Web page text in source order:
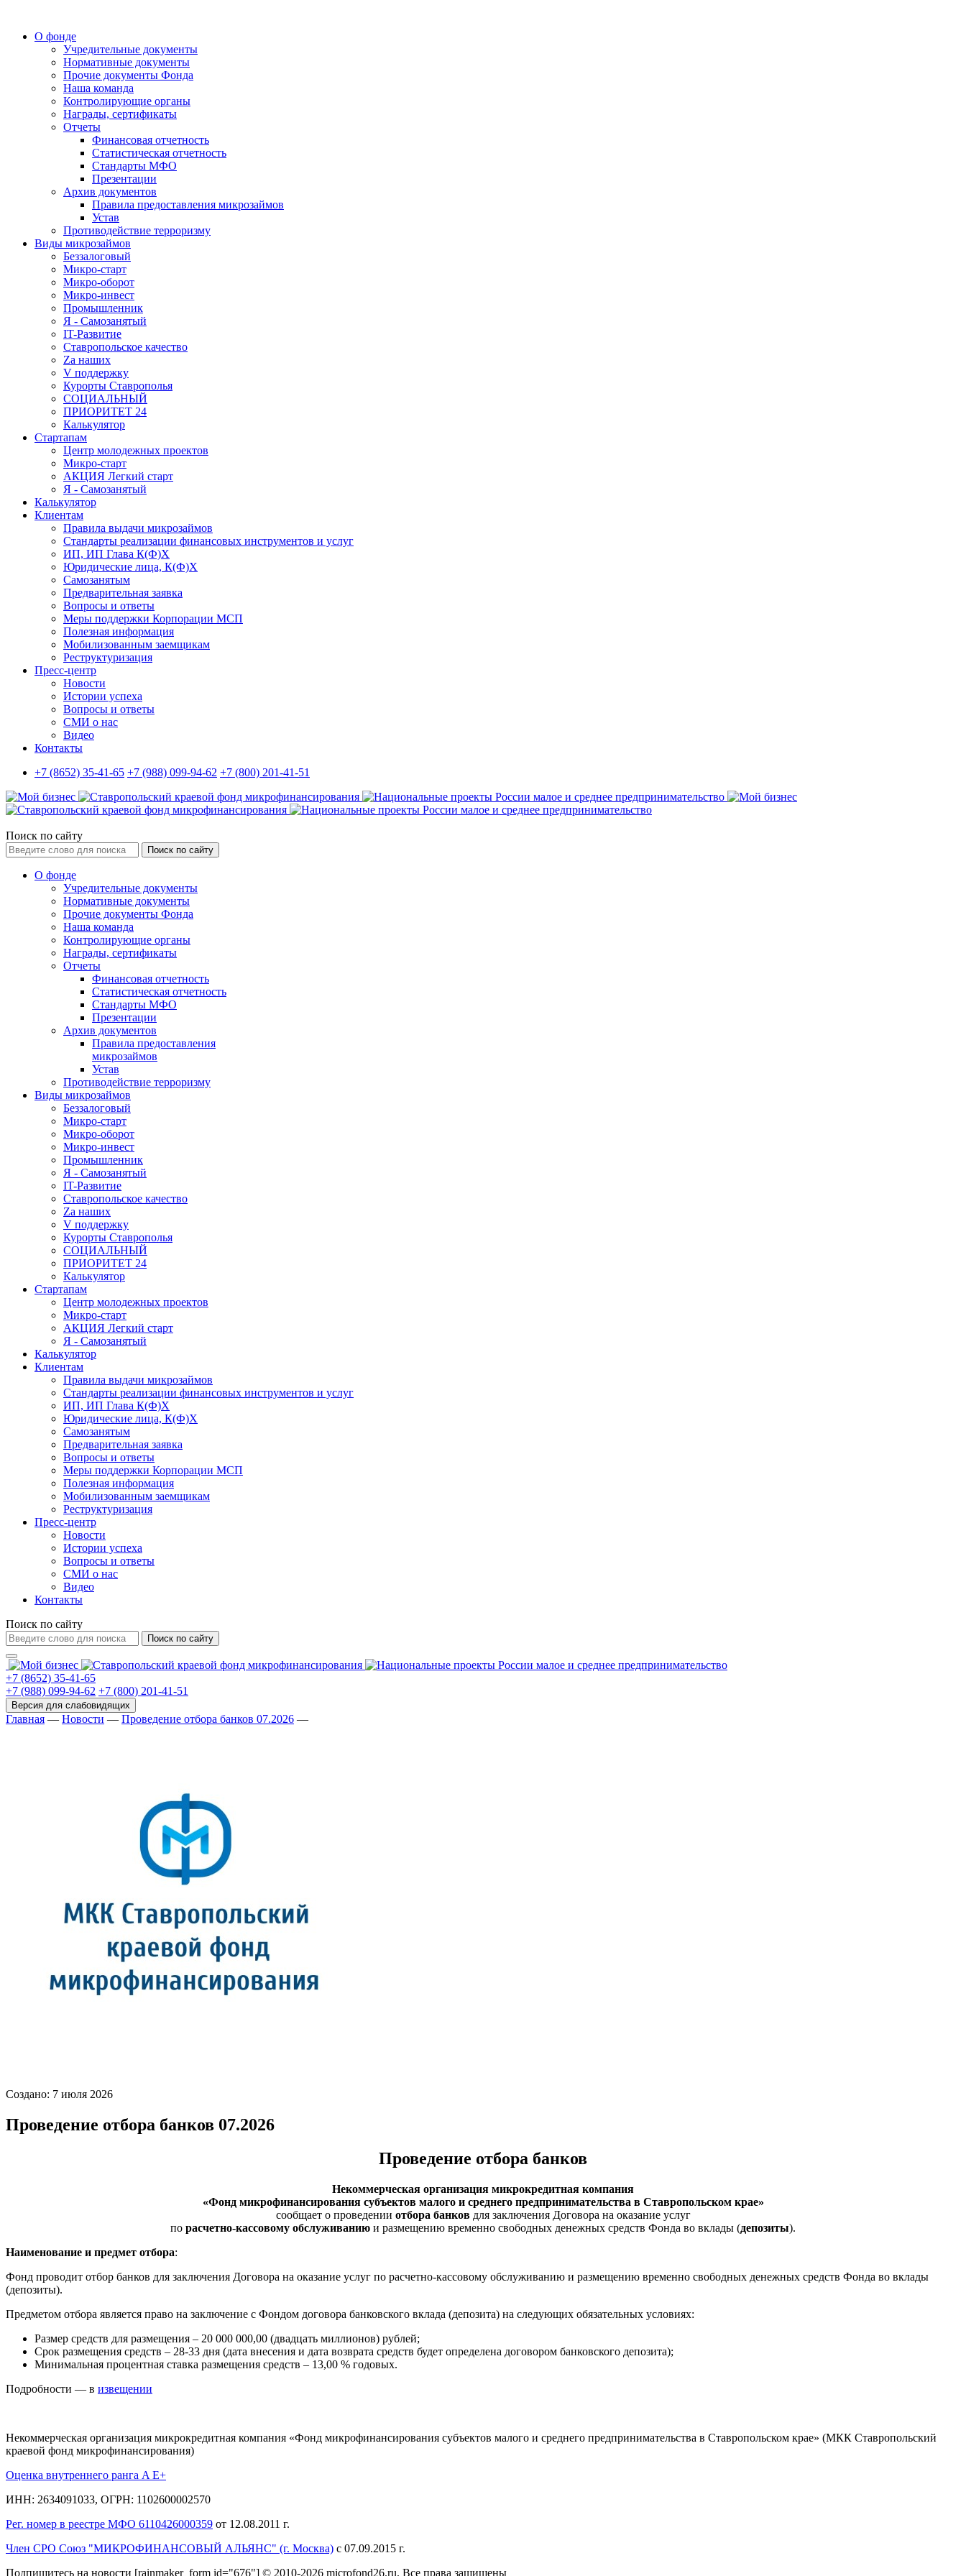
О фонде
Учредительные документы
Нормативные документы
Прочие документы Фонда
Наша команда
Контролирующие органы
Награды, сертификаты
Отчеты
Финансовая отчетность
Статистическая отчетность
Стандарты МФО
Презентации
Архив документов
Правила предоставления микрозаймов
Устав
Противодействие терроризму
Виды микрозаймов
Беззалоговый
Микро-старт
Микро-оборот
Микро-инвест
Промышленник
Я - Самозанятый
IT-Развитие
Ставропольское качество
Za наших
V поддержку
Курорты Ставрополья
СОЦИАЛЬНЫЙ
ПРИОРИТЕТ 24
Калькулятор
Стартапам
Центр молодежных проектов
Микро-старт
АКЦИЯ Легкий старт
Я - Самозанятый
Калькулятор
Клиентам
Правила выдачи микрозаймов
Стандарты реализации финансовых инструментов и услуг
ИП, ИП Глава К(Ф)Х
Юридические лица, К(Ф)Х
Самозанятым
Предварительная заявка
Вопросы и ответы
Меры поддержки Корпорации МСП
Полезная информация
Мобилизованным заемщикам
Реструктуризация
Пресс-центр
Новости
Истории успеха
Вопросы и ответы
СМИ о нас
Видео
Контакты
+7 (8652) 35-41-65 +7 (988) 099-94-62 +7 (800) 201-41-51
Поиск по сайту
Поиск по сайту
О фонде
Учредительные документы
Нормативные документы
Прочие документы Фонда
Наша команда
Контролирующие органы
Награды, сертификаты
Отчеты
Финансовая отчетность
Статистическая отчетность
Стандарты МФО
Презентации
Архив документов
Правила предоставления
микрозаймов
Устав
Противодействие терроризму
Виды микрозаймов
Беззалоговый
Микро-старт
Микро-оборот
Микро-инвест
Промышленник
Я - Самозанятый
IT-Развитие
Ставропольское качество
Za наших
V поддержку
Курорты Ставрополья
СОЦИАЛЬНЫЙ
ПРИОРИТЕТ 24
Калькулятор
Стартапам
Центр молодежных проектов
Микро-старт
АКЦИЯ Легкий старт
Я - Самозанятый
Калькулятор
Клиентам
Правила выдачи микрозаймов
Стандарты реализации финансовых инструментов и услуг
ИП, ИП Глава К(Ф)Х
Юридические лица, К(Ф)Х
Самозанятым
Предварительная заявка
Вопросы и ответы
Меры поддержки Корпорации МСП
Полезная информация
Мобилизованным заемщикам
Реструктуризация
Пресс-центр
Новости
Истории успеха
Вопросы и ответы
СМИ о нас
Видео
Контакты
Поиск по сайту
Поиск по сайту
+7 (8652) 35-41-65
+7 (988) 099-94-62 +7 (800) 201-41-51
Главная — Новости — Проведение отбора банков 07.2026 —
Создано: 7 июля 2026
Проведение отбора банков 07.2026
Проведение отбора банков
Некоммерческая организация микрокредитная компания
«Фонд микрофинансирования субъектов малого и среднего предпринимательства в Ставропольском крае»
сообщает о проведении отбора банковдля заключения Договора на оказание услуг
по расчетно-кассовому обслуживанию и размещению временно свободных денежных средств Фонда во вклады (депозиты).
Наименование и предмет отбора:
Фонд проводит отбор банков для заключения Договора на оказание услуг по расчетно-кассовому обслуживанию и размещению временно свободных денежных средств Фонда во вклады
(депозиты).
Предметом отбора является право на заключение с Фондом договора банковского вклада (депозита) на следующих обязательных условиях:
Размер средств для размещения – 20 000 000,00 (двадцать миллионов) рублей;
Срок размещения средств – 28-33 дня (дата внесения и дата возврата средств будет определена договором банковского депозита);
Минимальная процентная ставка размещения средств – 13,00 % годовых.
Подробности — в извещении
Некоммерческая организация микрокредитная компания «Фонд микрофинансирования субъектов малого и среднего предпринимательства в Ставропольском крае» (МКК Ставропольский
краевой фонд микрофинансирования)
Оценка внутреннего ранга A E+
ИНН: 2634091033, ОГРН: 1102600002570
Рег. номер в реестре МФО 6110426000359 от 12.08.2011 г.
Член СРО Союз "МИКРОФИНАНСОВЫЙ АЛЬЯНС" (г. Москва) с 07.09.2015 г.
Подпишитесь на новости [rainmaker_form id="676"] © 2010-2026 microfond26.ru. Все права защищены